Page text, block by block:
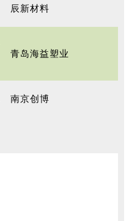
辰新材料
青岛海益塑业
南京创博